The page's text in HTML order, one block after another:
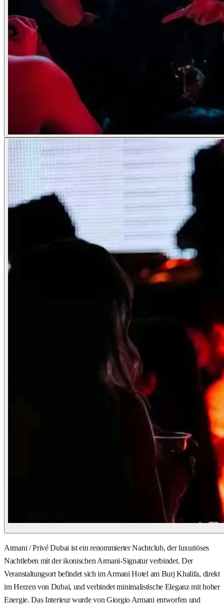
Armani / Privé Dubai ist ein renommierter Nachtclub, der luxuriöses
Nachtleben mit der ikonischen Armani-Signatur verbindet. Der
Veranstaltungsort befindet sich im Armani Hotel am Burj Khalifa, direkt
im Herzen von Dubai, und verbindet minimalistische Eleganz mit hoher
Energie. Das Interieur wurde von Giorgio Armani entworfen und